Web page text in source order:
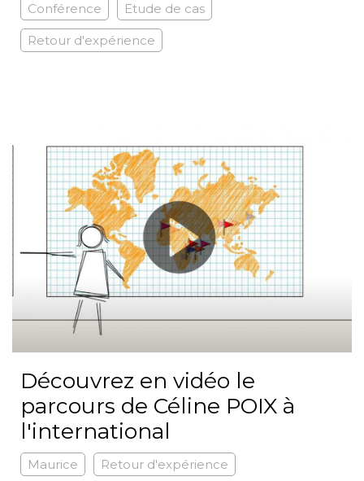
Conférence Etude de cas
Retour d'expérience
Découvrez en vidéo le
parcours de Céline POIX à
l'international
Maurice Retour d'expérience